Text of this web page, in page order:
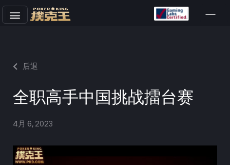
文
后退
全职高手中国挑战擂台赛
4月 6, 2023